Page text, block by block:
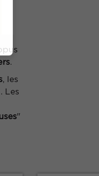
.
, les
Les
"